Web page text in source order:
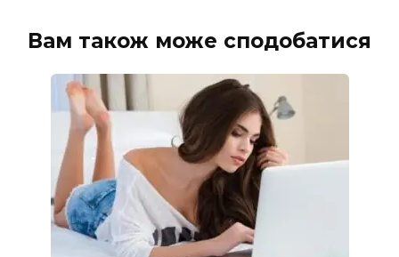
Вам також може сподобатися